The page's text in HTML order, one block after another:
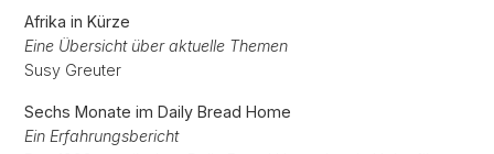
Afrika in Kürze
Eine Übersicht über aktuelle Themen
Susy Greuter
Sechs Monate im Daily Bread Home
Ein Erfahrungsbericht